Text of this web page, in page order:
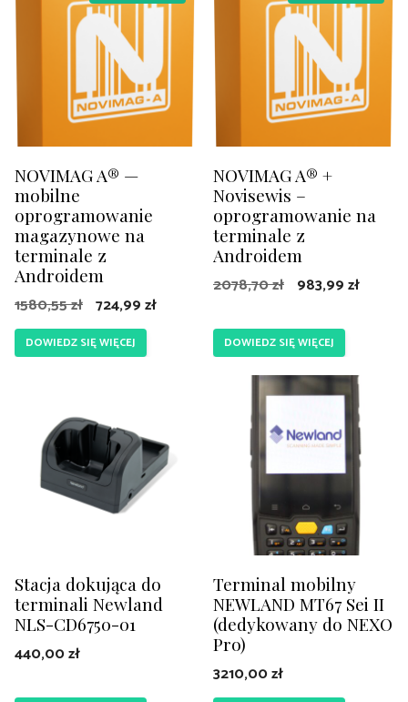
NOVIMAG A® —
mobilne
oprogramowanie
magazynowe na
terminale z
Androidem
1580,55zł Pierwotna
cena
wynosiła:
724,99złAktualna
DOWIEDZ SIĘ WIĘCEJ
NOVIMAG A® +
Novisewis –
oprogramowanie na
terminale z
Androidem
2078,70zł Pierwotna
wynosiła:
2078,70 zł.
983,99zł
DOWIEDZ SIĘ WIĘCEJ
Stacja dokująca do
terminali Newland
NLS-CD6750-01
440,00zł
Terminal mobilny
NEWLAND MT67 Sei II
(dedykowany do NEXO
Pro)
3210,00zł